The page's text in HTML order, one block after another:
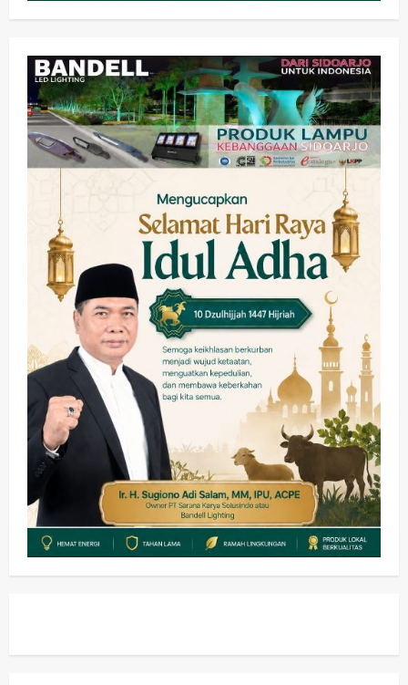
2
PANAS! Kalah Tender Proyek RSUD
Sibar Rp 9,9 M, Beranikah CV Tiga
Anugerah Utama Pertaruhkan
Jaminan Rp 100 Juta?
wartanusa 5 Agustus 2026
Olahraga
Adu Taktik di Atas Rumput Sintetis:
Memanaskan Mesin Menuju Piala
Soccer
wartanusa 5 Agustus 2026
4
Ekonomi Hiburan Pemerintahan
HOT NEWS: Ribuan Warga Wage
Tumplek Blek di Bazar Rakyat Jalan
Jambu, Borong Kuliner UMKM Sambil
Nonton Jaranan!
wartanusa 4 Agustus 2026
5
Keagamaan Pemerintahan
Pemkab Sidoarjo & Muhammadiyah
Sinergi Permudah Perizinan, Wakaf,
hingga Hibah
wartanusa 4 Agustus 2026
Kesehatan Pemerintahan
Ubah Lahan Tidur Jadi Cuan: Wabup
Sidoarjo Apresiasi Inovasi Teh Daun